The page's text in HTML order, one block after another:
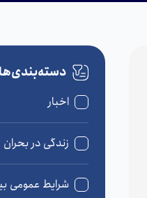
دسته‌بندی‌ها
اخبار
زندگی در بحران
شرایط عمومی